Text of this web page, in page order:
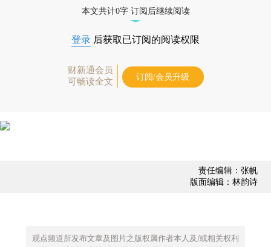
本文共计0字 订阅后继续阅读
登录 后获取已订阅的阅读权限
财新通会员
可畅读全文
订阅/会员升级
责任编辑：张帆
版面编辑：林韵诗
观点频道所发布文章及图片之版权属作者本人及/或相关权利